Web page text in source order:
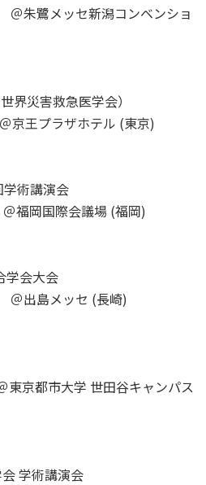
朱鷺メッセ新潟コンベンショ
界災害救急医学会）
王プラザホテル (東京)
術講演会
福岡国際会議場 (福岡)
学会大会
出島メッセ (長崎)
京都市大学 世田谷キャンパス
学術講演会